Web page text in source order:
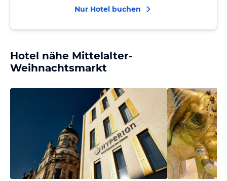
Nur Hotel buchen
Hotel nähe Mittelalter-
Weihnachtsmarkt